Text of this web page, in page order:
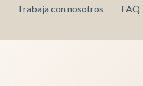
Trabaja con nosotros
FAQ